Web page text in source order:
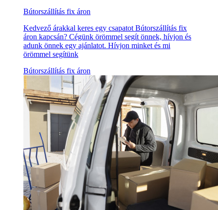
Bútorszállítás fix áron
Kedvező árakkal keres egy csapatot Bútorszállítás fix
áron kapcsán? Cégünk örömmel segít önnek, hívjon és
adunk önnek egy ajánlatot. Hívjon minket és mi
örömmel segítünk
Bútorszállítás fix áron